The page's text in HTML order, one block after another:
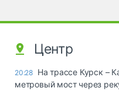
Центр
20:28 На трассе Курск –
метровый мост через